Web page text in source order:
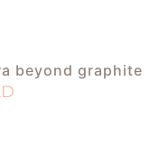
beyond graphite